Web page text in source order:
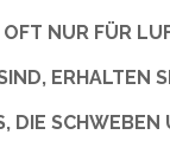
OFT NUR FÜR
ERHALTEN
DIE SCHWEBEN